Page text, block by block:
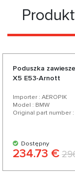
Poduszka
X5 E53-Arnott
Importer : AEROPIK
Model : BMW
Original part number
Dostępny
234.73 €